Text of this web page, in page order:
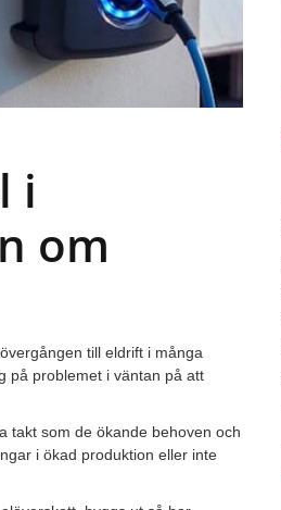
i
om
till eldrift i många
på problemet i väntan på att
takt som de ökande behoven och
i ökad produktion eller inte